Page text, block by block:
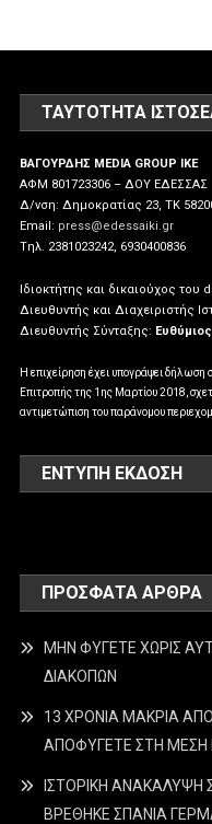
ΤΑΥΤΌΤΗΤΑ
ΒΑΓΟΥΡΔΗΣ MEDIA GROUP IKE
ΑΦΜ 801723306 – ΔΟΥ ΕΔΕΣΣΑΣ
Δ/νση: Δημοκρατίας 23, ΤΚ
Email: press@edessaiki.gr
Tηλ. 2381023242, 6930400836
Ιδιοκτήτης και δικαιούχος του
Διευθυντής και Διαχειριστής
Διευθυντής Σύνταξης:
Η επιχείρηση έχει υπογράψει
Επιτροπής της 1ης Μαρτίου 2018,
αντιμετώπιση του παράνομου
ΕΝΤΥΠΗ ΕΚΔΟΣΗ
ΠΡΌΣΦΑΤΑ ΆΡΘΡΑ
ΜΗΝ ΦΥΓΕΤΕ ΧΩΡΙΣ
ΔΙΑΚΟΠΩΝ
13 ΧΡΟΝΙΑ ΜΑΚΡΙΑ
ΑΠΟΦΥΓΕΤΕ ΣΤΗ ΜΕΣΗ
ΙΣΤΟΡΙΚΗ
ΒΡΕΘΗΚΕ ΣΠΑΝΙΑ